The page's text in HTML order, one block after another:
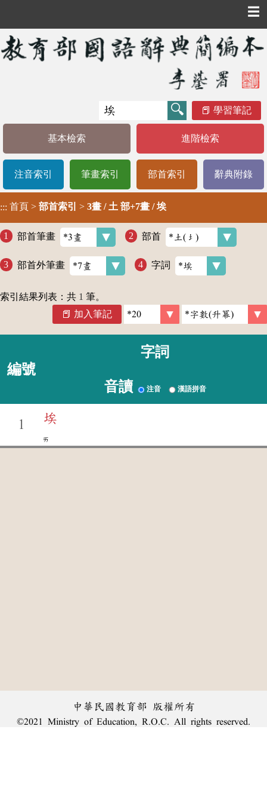
☰
學習筆記
基本檢索 進階檢索
注音索引 筆畫索引 部首索引 辭典附錄
::: 首頁 > 部首索引 > 3畫 / 土 部+7畫 / 埃
部首筆畫 部首
部首外筆畫 字詞
索引結果列表：共 1 筆。
加入筆記
編號
字詞
音讀 注音 漢語拼音
1 埃
ㄞ
中華民國教育部 版權所有
©2021 Ministry of Education, R.O.C. All rights reserved.